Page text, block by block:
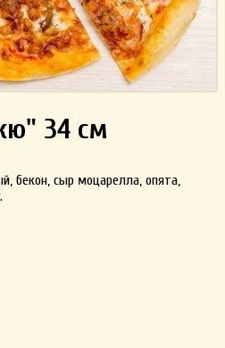
34 см
бекон, сыр моцарелла, опята,